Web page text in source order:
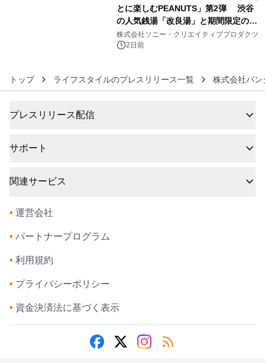
とに楽しむPEANUTS」第2弾 渋谷
の人気銭湯「改良湯」と期間限定のコ
ラボレーション サウナイキタイコラ
ボグッズも発売決定！
株式会社ソニー・クリエイティブプロダクツ
2日前
トップ ライフスタイルのプレスリリース一覧 株式会社バ
プレスリリース配信
サポート
関連サービス
• 運営会社
• パートナープログラム
• 利用規約
• プライバシーポリシー
• 資金決済法に基づく表示